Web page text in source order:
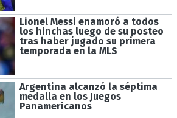
Lionel Messi enamoró a todos
los hinchas luego de su posteo
tras haber jugado su primera
temporada en la MLS
Argentina alcanzó la séptima
medalla en los Juegos
Panamericanos